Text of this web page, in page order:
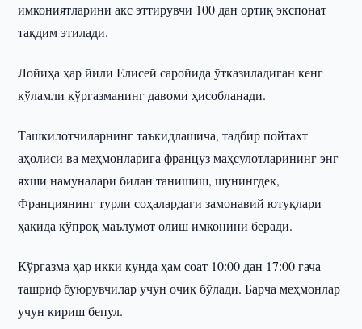
имкониятларини акс эттирувчи 100 дан ортиқ экспонат
тақдим этилади.
Лойиҳа ҳар йили Елисей саройида ўтказиладиган кенг
кўламли кўргазманинг давоми ҳисобланади.
Ташкилотчиларнинг таъкидлашича, тадбир пойтахт
аҳолиси ва меҳмонларига француз маҳсулотларининг энг
яхши намуналари билан танишиш, шунингдек,
Франциянинг турли соҳалардаги замонавий ютуқлари
ҳақида кўпроқ маълумот олиш имконини беради.
Кўргазма ҳар икки кунда ҳам соат 10:00 дан 17:00 гача
ташриф буюрувчилар учун очиқ бўлади. Барча меҳмонлар
учун кириш бепул.